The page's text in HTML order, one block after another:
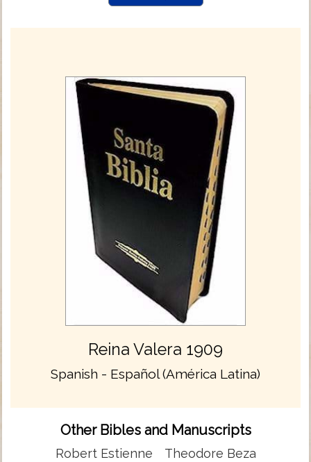
Reina Valera 1909
Spanish - Español (América Latina)
Other Bibles and Manuscripts
Robert Estienne
Theodore Beza